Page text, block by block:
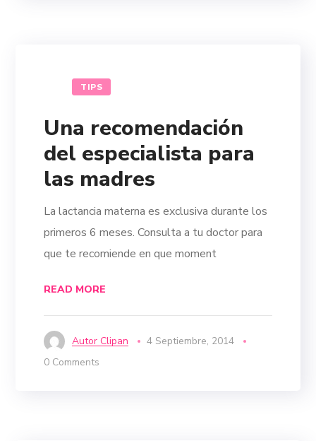
TIPS
Una recomendación
del especialista para
las madres
La lactancia materna es exclusiva durante los
primeros 6 meses. Consulta a tu doctor para
que te recomiende en que moment
READ MORE
Autor Clipan
4 Septiembre, 2014
0 Comments